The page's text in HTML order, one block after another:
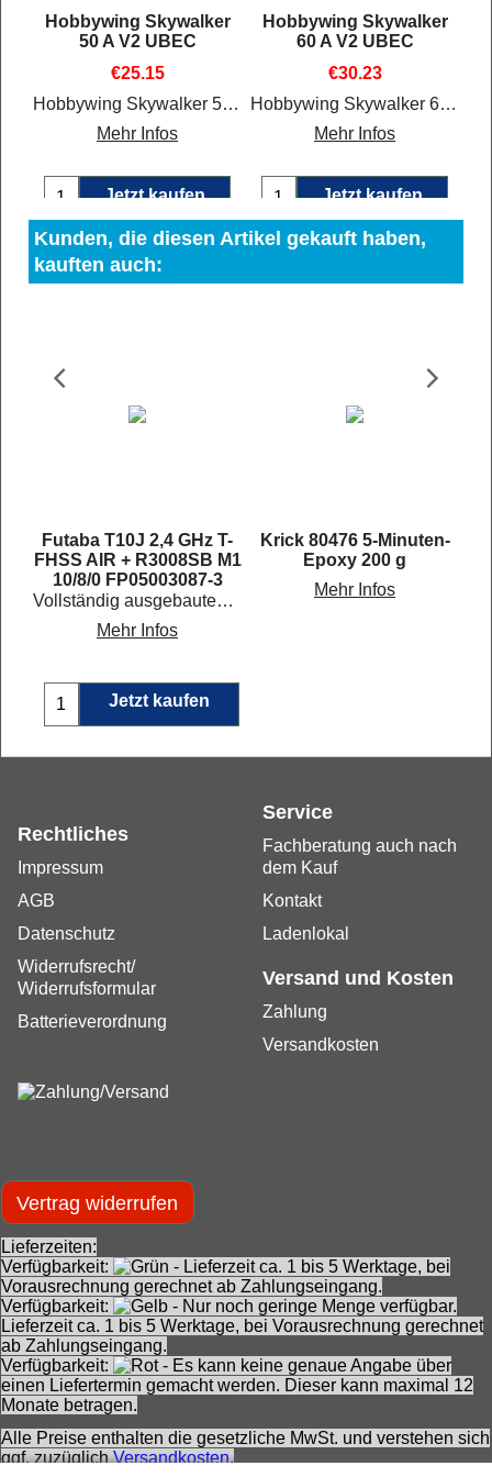
Hobbywing Skywalker
50 A V2 UBEC
€25.15
Hobbywing Skywalker 50 A V2 UBEC
Mehr Infos
Jetzt kaufen
Hobbywing Skywalker
60 A V2 UBEC
€30.23
Hobbywing Skywalker 60 A V2 UBEC
Mehr Infos
Jetzt kaufen
Kunden, die diesen Artikel gekauft haben,
kauften auch:
Futaba T10J 2,4 GHz T-
FHSS AIR + R3008SB M1
10/8/0 FP05003087-3
Vollständig ausgebautes 10-Kanal Fernsteuersystem mit Telemetrie-Funktion. Mode 1, Gas rechts
Mehr Infos
Jetzt kaufen
Krick 80476 5-Minuten-
Epoxy 200 g
Mehr Infos
Service
Fachberatung auch nach
dem Kauf
Kontakt
Ladenlokal
Rechtliches
Impressum
AGB
Datenschutz
Widerrufsrecht/
Widerrufsformular
Batterieverordnung
Versand und Kosten
Zahlung
Versandkosten
Vertrag widerrufen
Lieferzeiten:
Verfügbarkeit:
- Lieferzeit ca. 1 bis 5 Werktage, bei
Vorausrechnung gerechnet ab Zahlungseingang.
Verfügbarkeit:
- Nur noch geringe Menge verfügbar.
Lieferzeit ca. 1 bis 5 Werktage, bei Vorausrechnung gerechnet
ab Zahlungseingang.
Verfügbarkeit:
- Es kann keine genaue Angabe über
einen Liefertermin gemacht werden. Dieser kann maximal 12
Monate betragen.
Alle Preise enthalten die gesetzliche MwSt. und verstehen sich
ggf. zuzüglichVersandkosten.